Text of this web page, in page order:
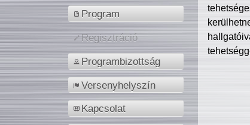
Program
Regisztráció
Programbizottság
Versenyhelyszín
Kapcsolat